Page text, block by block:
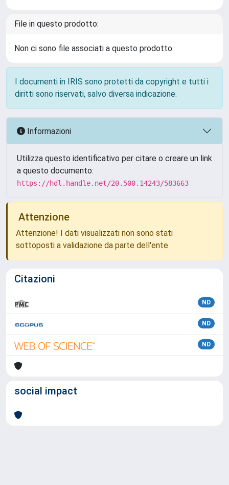
File in questo prodotto:
Non ci sono file associati a questo prodotto.
I documenti in IRIS sono protetti da copyright e tutti i
diritti sono riservati, salvo diversa indicazione.
Informazioni
Utilizza questo identificativo per citare o creare un link
a questo documento:
https://hdl.handle.net/20.500.14243/583663
Attenzione
Attenzione! I dati visualizzati non sono stati
sottoposti a validazione da parte dell'ente
Citazioni
ND
ND
ND
social impact